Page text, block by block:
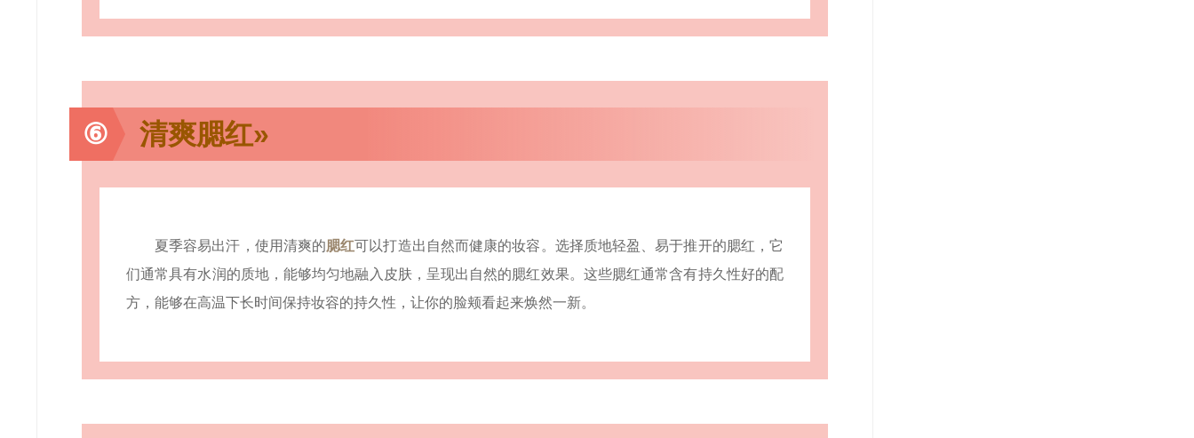
⑥ 清爽腮红»
夏季容易出汗，使用清爽的腮红可以打造出自然而健康的妆容。选择质地轻盈、易于推开的腮红，它
们通常具有水润的质地，能够均匀地融入皮肤，呈现出自然的腮红效果。这些腮红通常含有持久性好的配
方，能够在高温下长时间保持妆容的持久性，让你的脸颊看起来焕然一新。